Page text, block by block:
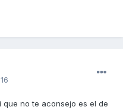
que no te aconsejo es el de